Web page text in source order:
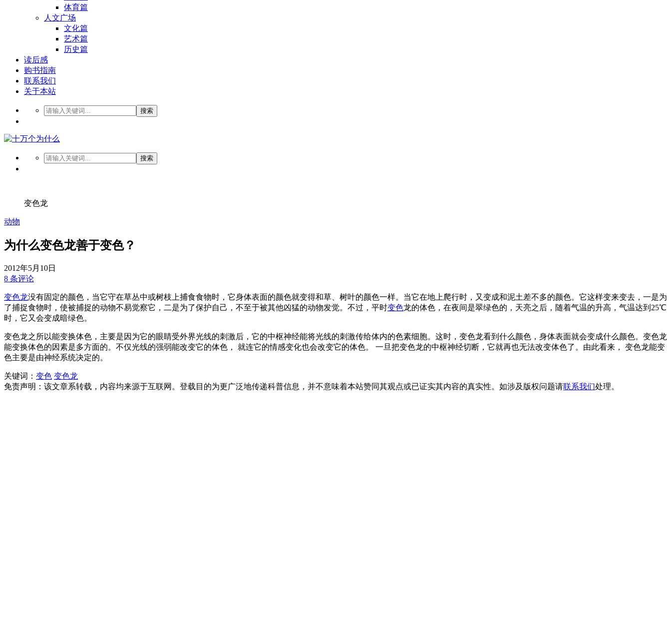
体育篇
人文广场
文化篇
艺术篇
历史篇
读后感
购书指南
联系我们
关于本站
搜索
搜索
变色龙
动物
为什么变色龙善于变色？
2012年5月10日
8 条评论
变色龙没有固定的颜色，当它守在草丛中或树枝上捕食食物时，它身体表面的颜色就变得和草、树叶的颜色一样。当它在地上爬行时，又变成和泥土差不多的颜色。它这样变来变去，一是为
了捕捉食物时，使被捕捉的动物不易觉察它，二是为了保护自己，不至于被其他凶猛的动物发觉。不过，平时变色龙的体色，在夜间是翠绿色的，天亮之后，随着气温的升高，气温达到25℃
时，它又会变成暗绿色。
变色龙之所以能变换体色，主要是因为它的眼睛受外界光线的刺激后，它的中枢神经能将光线的刺激传给体内的色素细胞。这时，变色龙看到什么颜色，身体表面就会变成什么颜色。变色龙
能变换体色的因素是多方面的。不仅光线的强弱能改变它的体色， 就连它的情感变化也会改变它的体色。 一旦把变色龙的中枢神经切断，它就再也无法改变体色了。由此看来， 变色龙能变
色主要是由神经系统决定的。
关键词： 变色 变色龙
免责声明：该文章系转载，内容均来源于互联网。登载目的为更广泛地传递科普信息，并不意味着本站赞同其观点或已证实其内容的真实性。如涉及版权问题请联系我们处理。